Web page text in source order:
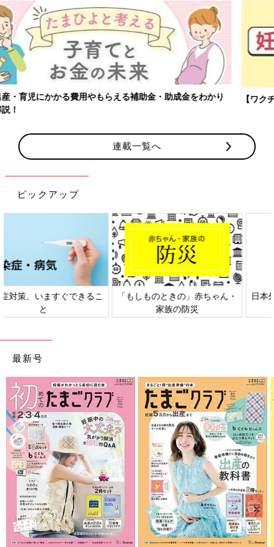
【ワクチン接種できるものも】妊婦の感染症対策、知っておいて！
連載一覧へ
ピックアップ
日本外来小児科学会リーフレッ
六星占術 細木かおりさんの人生
相談
最新号